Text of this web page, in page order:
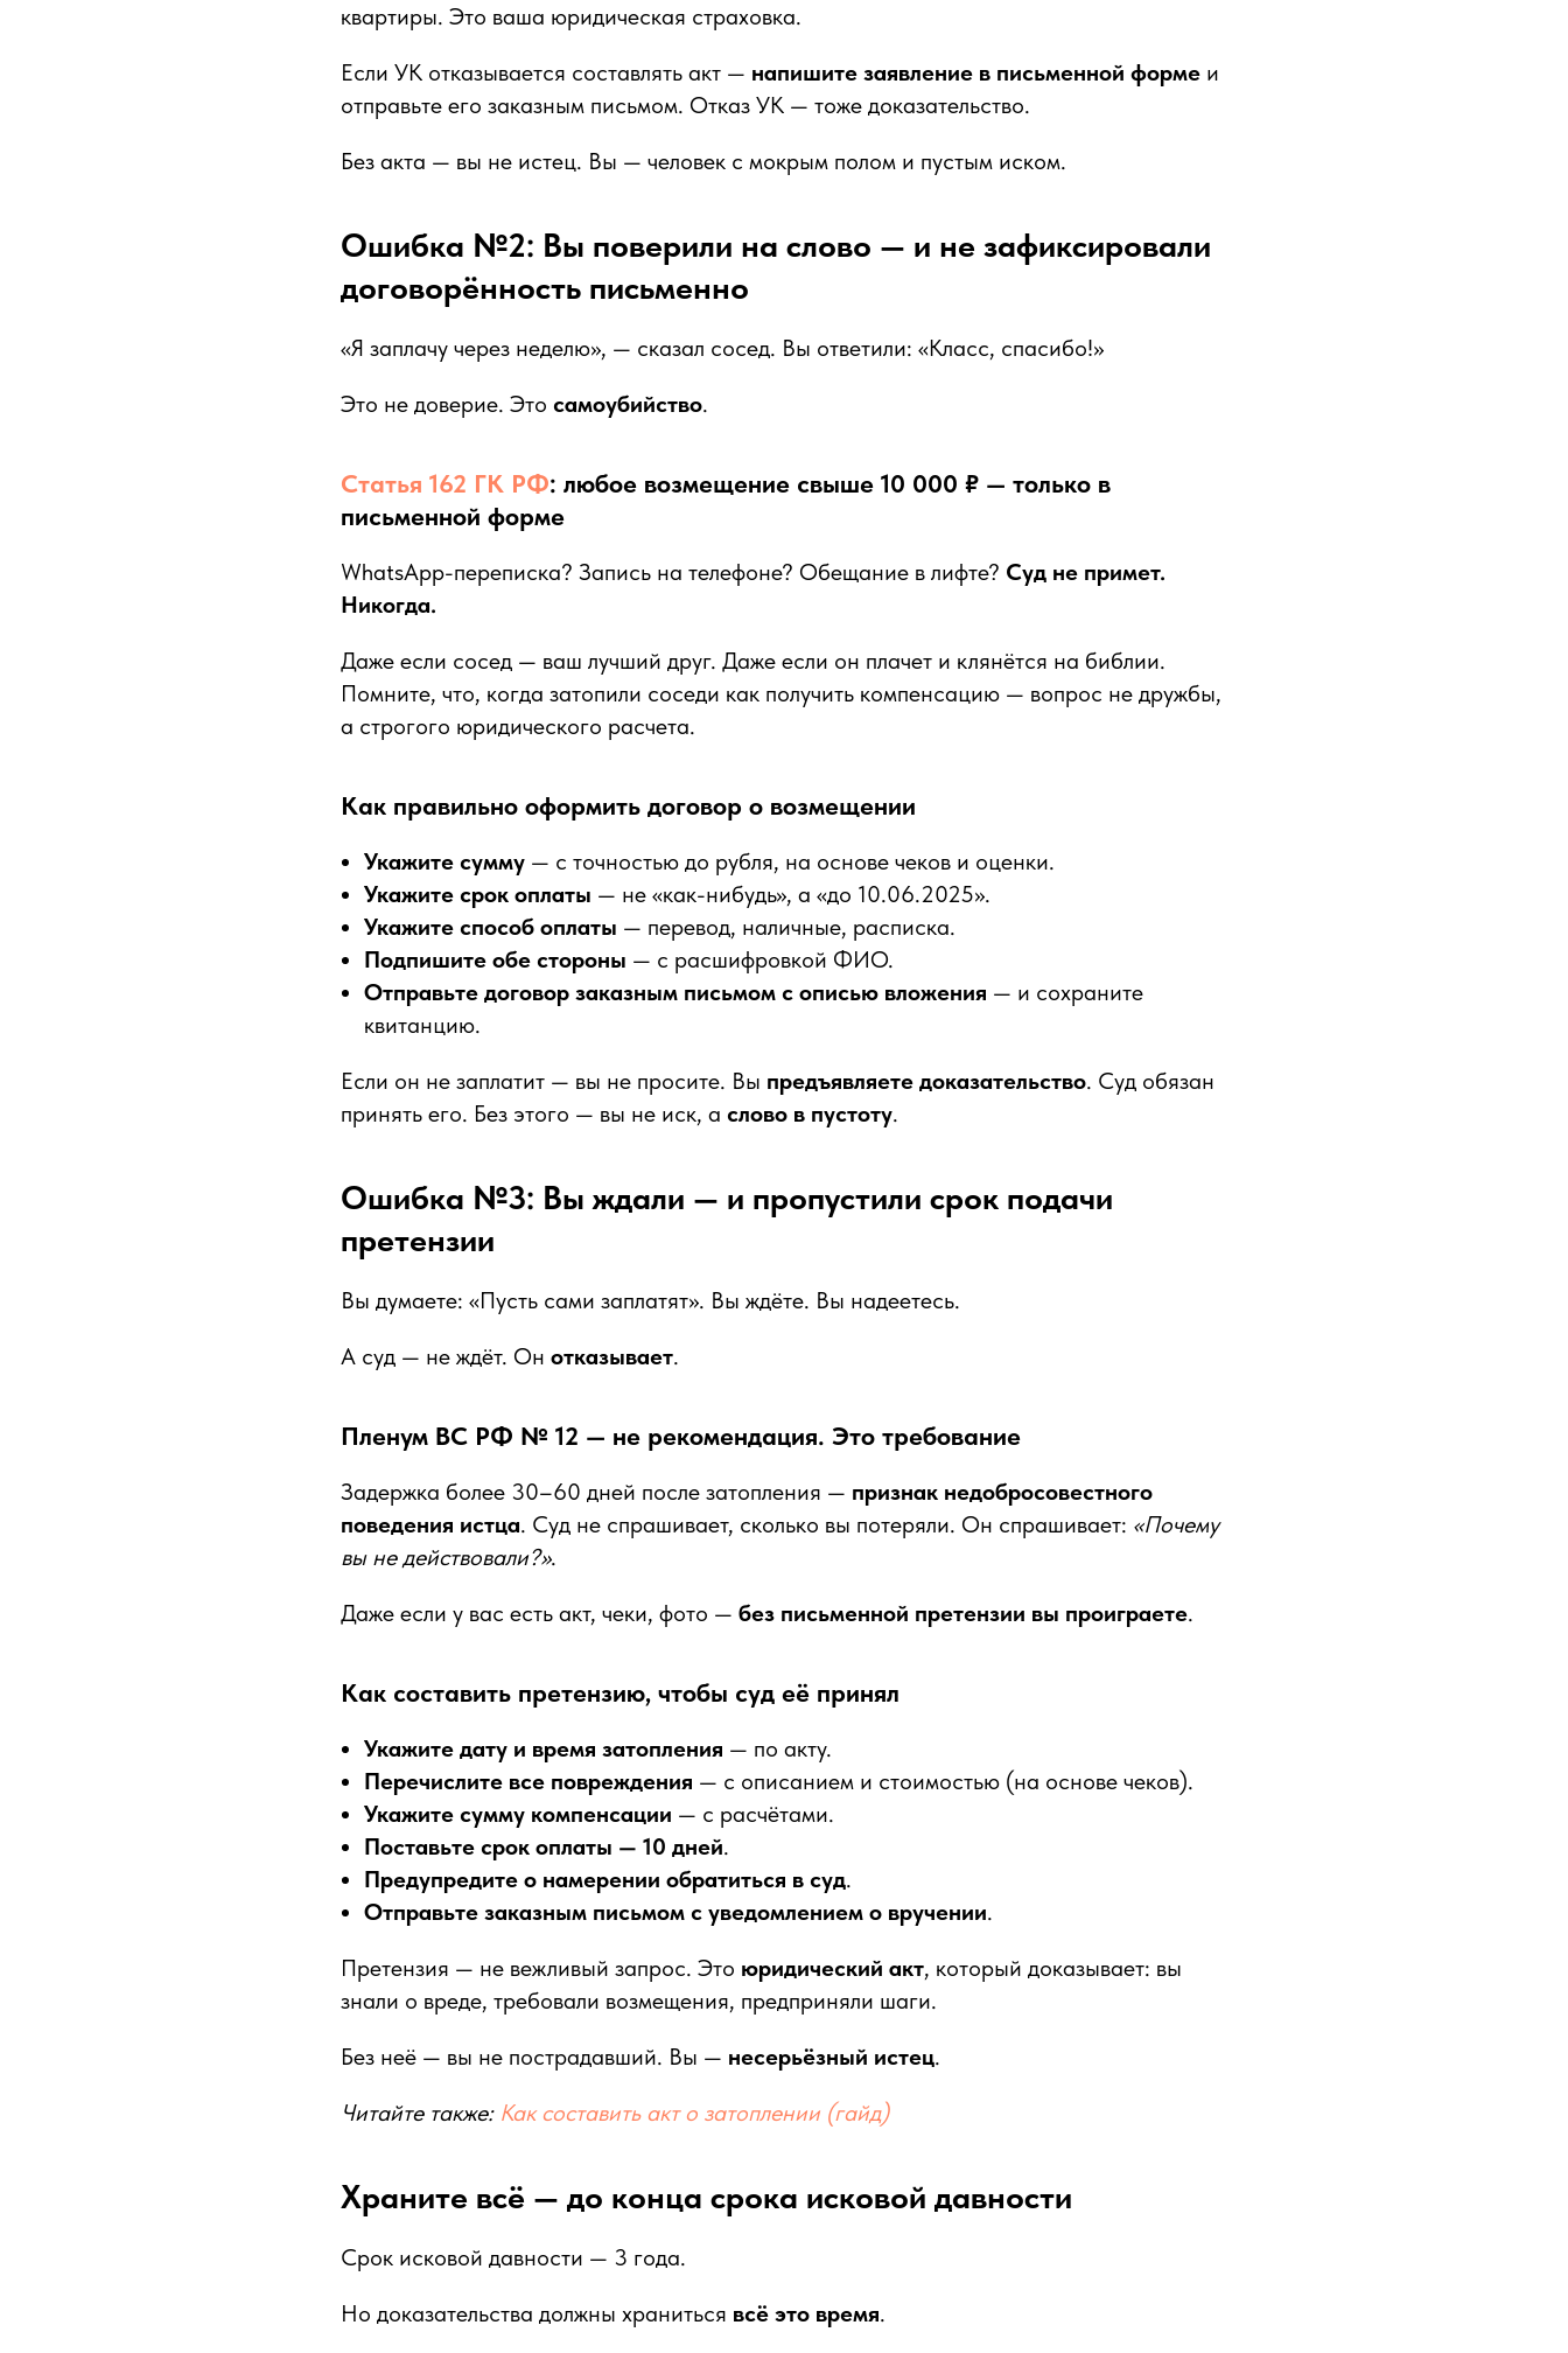
квартиры. Это ваша юридическая страховка.
Если УК отказывается составлять акт — напишите заявление в письменной форме и
отправьте его заказным письмом. Отказ УК — тоже доказательство.
Без акта — вы не истец. Вы — человек с мокрым полом и пустым иском.
Ошибка №2: Вы поверили на слово — и не зафиксировали
договорённость письменно
«Я заплачу через неделю», — сказал сосед. Вы ответили: «Класс, спасибо!»
Это не доверие. Это самоубийство.
Статья 162 ГК РФ: любое возмещение свыше 10 000 ₽ — только в
письменной форме
WhatsApp-переписка? Запись на телефоне? Обещание в лифте? Суд не примет.
Никогда.
Даже если сосед — ваш лучший друг. Даже если он плачет и клянётся на библии.
Помните, что, когда затопили соседи как получить компенсацию — вопрос не дружбы,
а строгого юридического расчета.
Как правильно оформить договор о возмещении
Укажите сумму — с точностью до рубля, на основе чеков и оценки.
Укажите срок оплаты — не «как-нибудь», а «до 10.06.2025».
Укажите способ оплаты — перевод, наличные, расписка.
Подпишите обе стороны — с расшифровкой ФИО.
Отправьте договор заказным письмом с описью вложения — и сохраните
квитанцию.
Если он не заплатит — вы не просите. Вы предъявляете доказательство. Суд обязан
принять его. Без этого — вы не иск, а слово в пустоту.
Ошибка №3: Вы ждали — и пропустили срок подачи
претензии
Вы думаете: «Пусть сами заплатят». Вы ждёте. Вы надеетесь.
А суд — не ждёт. Он отказывает.
Пленум ВС РФ № 12 — не рекомендация. Это требование
Задержка более 30–60 дней после затопления — признак недобросовестного
поведения истца. Суд не спрашивает, сколько вы потеряли. Он спрашивает: «Почему
вы не действовали?».
Даже если у вас есть акт, чеки, фото — без письменной претензии вы проиграете.
Как составить претензию, чтобы суд её принял
Укажите дату и время затопления — по акту.
Перечислите все повреждения — с описанием и стоимостью (на основе чеков).
Укажите сумму компенсации — с расчётами.
Поставьте срок оплаты — 10 дней.
Предупредите о намерении обратиться в суд.
Отправьте заказным письмом с уведомлением о вручении.
Претензия — не вежливый запрос. Это юридический акт, который доказывает: вы
знали о вреде, требовали возмещения, предприняли шаги.
Без неё — вы не пострадавший. Вы — несерьёзный истец.
Читайте также: Как составить акт о затоплении (гайд)
Храните всё — до конца срока исковой давности
Срок исковой давности — 3 года.
Но доказательства должны храниться всё это время.